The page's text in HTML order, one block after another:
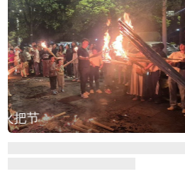
图集
江西铅山：千灯点亮葛仙村